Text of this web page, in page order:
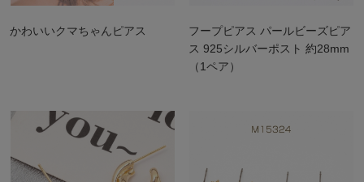
かわいいクマちゃんピアス
フープピアス パールビーズピア
ス 925シルバーポスト 約28mm
（1ペア）